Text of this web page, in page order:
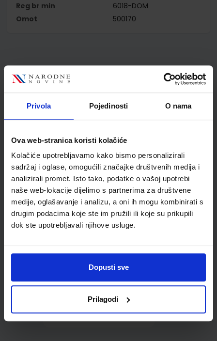
Privola Pojedinosti O nama
Ova web-stranica koristi kolačiće
Kolačiće upotrebljavamo kako bismo personalizirali
sadržaj i oglase, omogućili značajke društvenih medija i
analizirali promet. Isto tako, podatke o vašoj upotrebi
naše web-lokacije dijelimo s partnerima za društvene
medije, oglašavanje i analizu, a oni ih mogu kombinirati s
drugim podacima koje ste im pružili ili koje su prikupili
dok ste upotrebljavali njihove usluge.
Dopusti sve
Prilagodi
Reg br min
6018-DOM
Omot
500170
Kupci najčešće biraju..
udžbenike; dimenzije
412x267; tip 170
0,85 €